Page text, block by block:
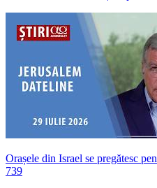
Orașele din Israel se pregătesc
739